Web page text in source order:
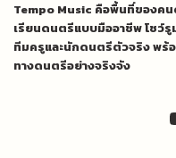
Tempo Music คือพื้นที่ของค
เรียนดนตรีแบบมืออาชีพ โชว์
ทีมครูและนักดนตรีตัวจริง พร้
ทางดนตรีอย่างจริงจัง